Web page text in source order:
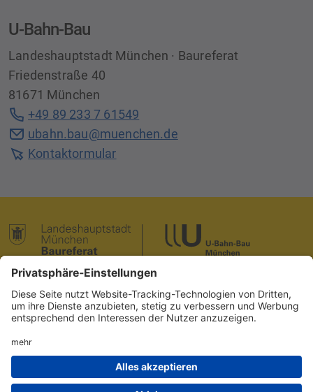
U-Bahn-Bau
Adresse
Landeshauptstadt München · Baureferat
Friedenstraße 40
81671 München
Kontaktdaten
+49 89 233 7 61549
ubahn.bau@muenchen.de
Kontaktormular
Kontakt Presse
Baureferat München unterwegs
MVG
Datenschutz Barrierefreiheit